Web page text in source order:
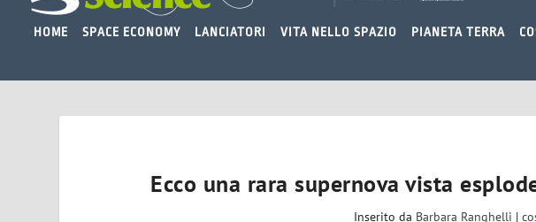
HOME SPACE ECONOMY LANCIATORI VITA NELLO SPAZIO PIANETA TERRA
Ecco una rara supernova vista
Inserito da Barbara Ranghelli |